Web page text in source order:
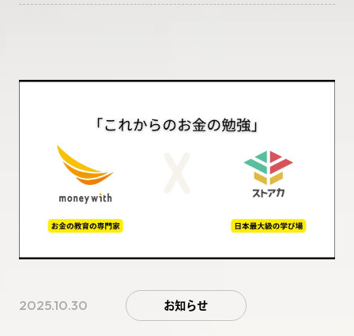
2025.10.30 お知らせ